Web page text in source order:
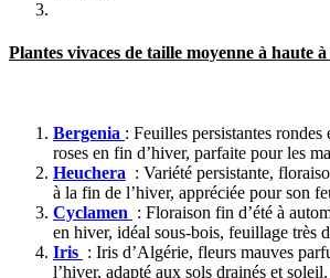
Plantes vivaces de taille moyenne à haute
Bergenia : Feuilles persistantes rondes
roses en fin d’hiver, parfaite pour les
Heuchera : Variété persistante,
à la fin de l’hiver, appréciée pour son
Cyclamen : Floraison fin d’été à
en hiver, idéal sous-bois, feuillage très
Iris : Iris d’Algérie, fleurs mauves
l’hiver, adapté aux sols drainés et soleil.